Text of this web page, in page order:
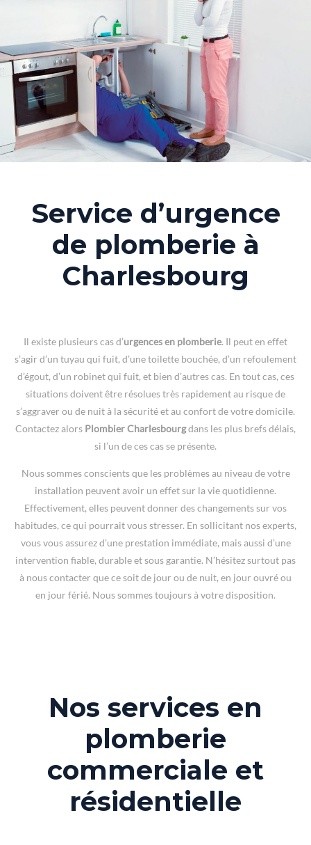
Service d’urgence
de plomberie à
Charlesbourg
Il existe plusieurs cas d’urgences en plomberie. Il peut en effet
s’agir d’un tuyau qui fuit, d’une toilette bouchée, d’un refoulement
d’égout, d’un robinet qui fuit, et bien d’autres cas. En tout cas, ces
situations doivent être résolues très rapidement au risque de
s’aggraver ou de nuit à la sécurité et au confort de votre domicile.
Contactez alors Plombier Charlesbourgdans les plus brefs délais,
si l’un de ces cas se présente.
Nous sommes conscients que les problèmes au niveau de votre
installation peuvent avoir un effet sur la vie quotidienne.
Effectivement, elles peuvent donner des changements sur vos
habitudes, ce qui pourrait vous stresser. En sollicitant nos experts,
vous vous assurez d’une prestation immédiate, mais aussi d’une
intervention fiable, durable et sous garantie. N’hésitez surtout pas
à nous contacter que ce soit de jour ou de nuit, en jour ouvré ou
en jour férié. Nous sommes toujours à votre disposition.
Nos services en
plomberie
commerciale et
résidentielle